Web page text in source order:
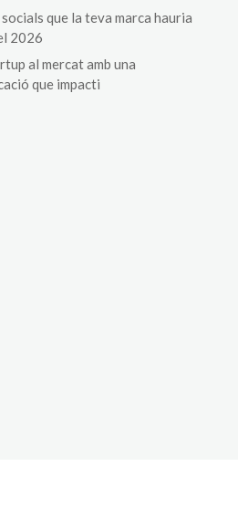
que la teva marca hauria
2026
al mercat amb una
que impacti